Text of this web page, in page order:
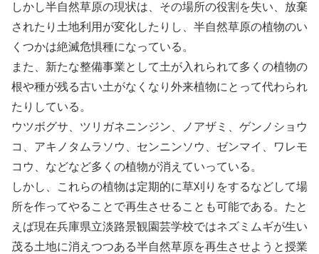
しかし半自然草原の現状は、その場所の役割を失い、放棄
されたり土地利用が変化したりし、半自然草原の植物のい
くつかは絶滅危惧種になっている。
また、新たな整備事業として土が入れられて多くの植物の
根や種が残る古い土がなくなり外来植物にとって代わられ
たりしている。
ウツボグサ、ツリガネニンジン、ノアザミ、ゲンノショウ
コ、アキノタムラソウ、センニンソウ、ゼンマイ、ワレモ
コウ、などなど多くの植物が消えていっている。
しかし、これらの植物は定期的に草刈りをするなどして場
所を作ってやることで再生させることも可能である。たと
えば現在兵庫県立淡路景観園芸学校ではネズミムギが生い
茂る土地に消えつつある半自然草原を再生させようと授業